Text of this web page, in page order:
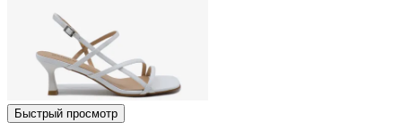
Быстрый просмотр